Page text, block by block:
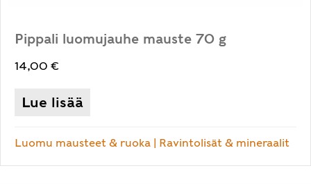
Pippali luomujauhe mauste 70 g
14,00 €
Lue lisää
Luomu mausteet & ruoka | Ravintolisät & mineraalit